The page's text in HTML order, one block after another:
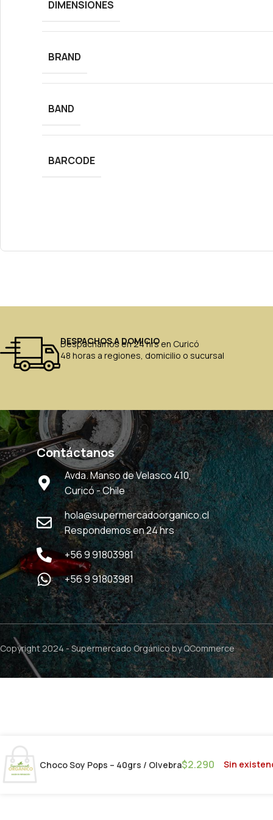
DIMENSIONES
BRAND
BAND
BARCODE
DESPACHOS A DOMICIO
Despachamos en 24 hrs en Curicó
48 horas a regiones, domicilio o sucursal
Contáctanos
Avda. Manso de Velasco 410,
Curicó - Chile
hola@supermercadoorganico.cl
Respondemos en 24 hrs
+56 9 91803981
+56 9 91803981
Copyright 2024 -Supermercado Orgánicoby QCommerce
Choco Soy Pops – 40grs / Olvebra$2.290 Sin